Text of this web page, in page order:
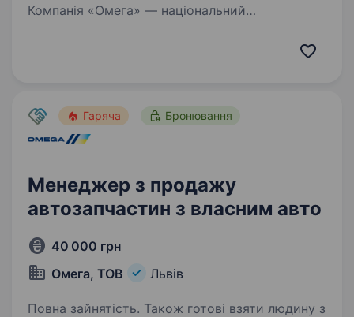
Компанія «Омега» — національний
до нашої команди…
Гаряча Бронювання
Менеджер з продажу
автозапчастин з власним авто
40 000 грн
Омега, ТОВ
Львів
Повна зайнятість. Також готові взяти людину з